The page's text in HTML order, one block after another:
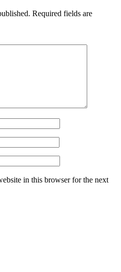
Required fields are
in this browser for the next